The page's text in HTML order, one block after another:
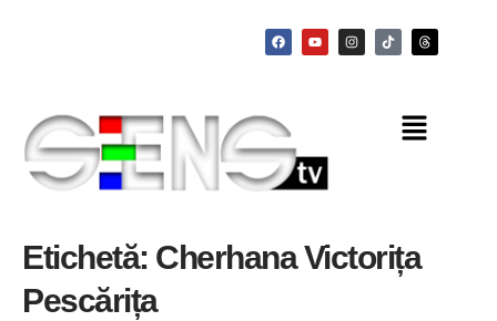
Etichetă: Cherhana Victorița
Pescărița